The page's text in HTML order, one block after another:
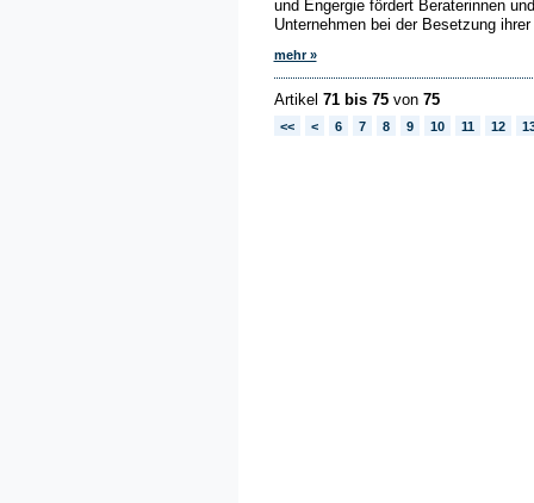
und Engergie fördert Beraterinnen
Unternehmen bei der Besetzung
mehr »
Artikel 71 bis 75von 75
<< < 6 7 8 9 10 11 12